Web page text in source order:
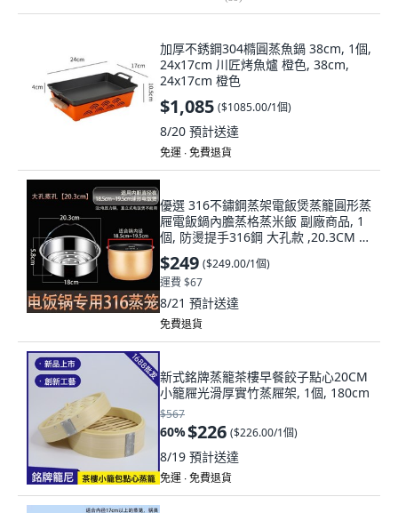
加厚不銹鋼304橢圓蒸魚鍋 38cm, 1個,
24x17cm 川匠烤魚爐 橙色, 38cm,
24x17cm 橙色
$1,085 ($1085.00/1個)
8/20 預計送達
免運 ∙ 免費退貨
優選 316不鏽鋼蒸架電飯煲蒸籠圓形蒸
屜電飯鍋內膽蒸格蒸米飯 副廠商品, 1
個, 防燙提手316鋼 大孔款 ,20.3CM 適
用內徑18.5-19.5
$249 ($249.00/1個)
運費 $67
8/21 預計送達
免費退貨
新式銘牌蒸籠茶樓早餐餃子點心20CM
小籠屜光滑厚實竹蒸屜架, 1個, 180cm
$567
60%$226 ($226.00/1個)
8/19 預計送達
免運 ∙ 免費退貨